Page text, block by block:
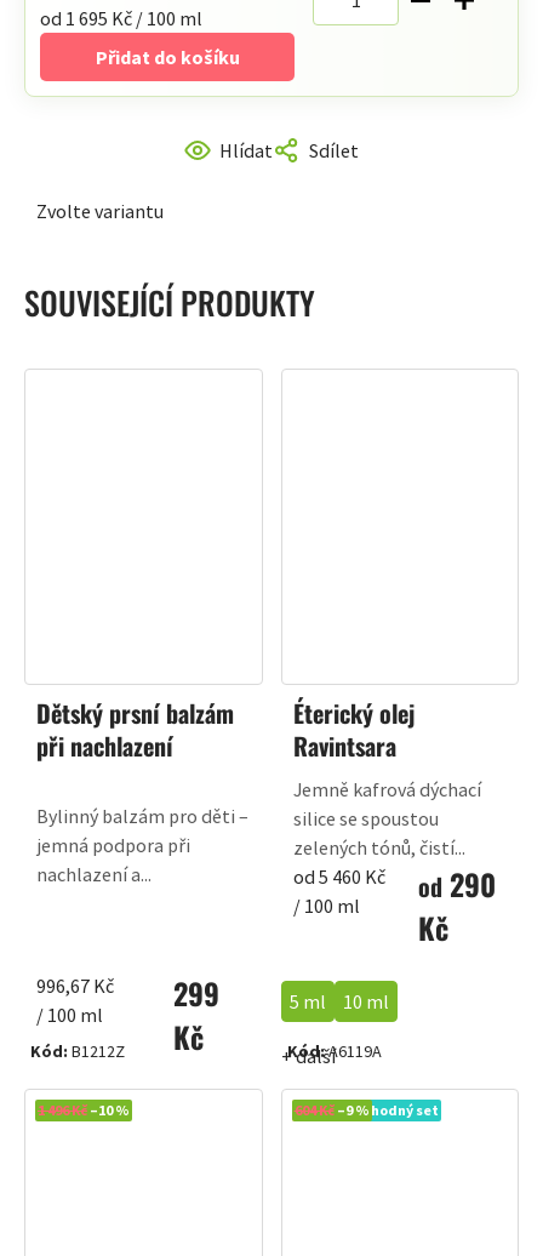
Zvolte variantu
Hlídat Sdílet
Měrná
cena:
od 1 695 Kč / 100 ml
Přidat do košíku
SOUVISEJÍCÍ PRODUKTY
Dětský prsní balzám
při nachlazení
299
Kč
Měrná
cena:
996,67 Kč
/ 100 ml
Bylinný balzám pro děti –
jemná podpora při
nachlazení a...
Kód: B1212Z
Éterický olej
Ravintsara
od 290
Kč
Měrná
cena:
od 5 460 Kč
/ 100 ml
Jemně kafrová dýchací
silice se spoustou
zelených tónů, čistí...
5 ml 10 ml
+ další
Kód:A6119A
1 496 Kč –10 % Novinka Výhodný set
604 Kč –9 %